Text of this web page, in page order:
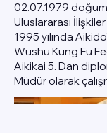
02.07.1979
Uluslararası
1995 yılında
Wushu Kung Fu
Aikikai 5. Dan
Müdür olarak